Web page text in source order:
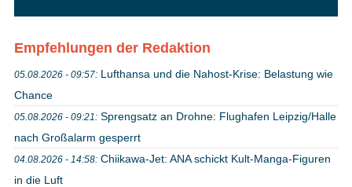
Empfehlungen der Redaktion
05.08.2026 - 09:57: Lufthansa und die Nahost-Krise: Belastung wie
Chance
05.08.2026 - 09:21: Sprengsatz an Drohne: Flughafen Leipzig/Halle
nach Großalarm gesperrt
04.08.2026 - 14:58: Chiikawa-Jet: ANA schickt Kult-Manga-Figuren
in die Luft